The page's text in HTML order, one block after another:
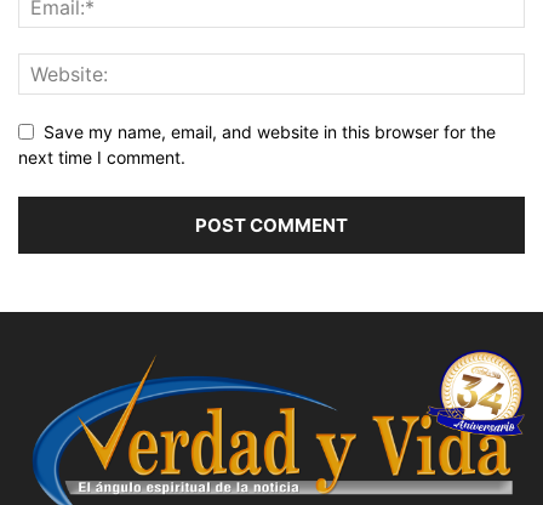
Save my name, email, and website in this browser for the
next time I comment.